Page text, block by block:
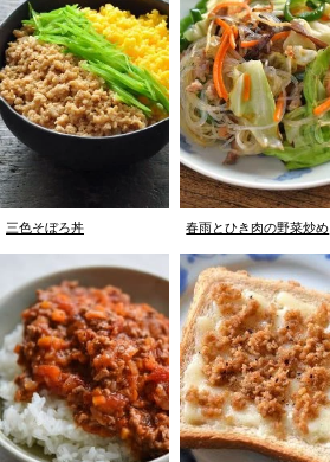
三色そぼろ丼 春雨とひき肉の野菜炒め